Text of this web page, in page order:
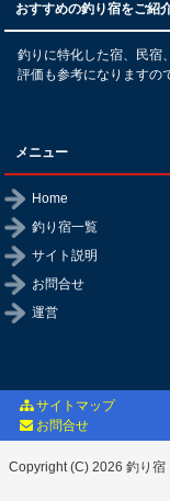
おすすめの釣り宿をご紹
釣りに特化した宿、民宿
評価も参考になりますの
メニュー
Home
釣り宿一覧
サイト説明
お問合せ
運営
サイトマップ
お問合せ
Copyright (C) 2026 釣り宿